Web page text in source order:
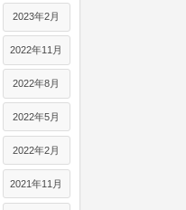
2023年2月
2022年11月
2022年8月
2022年5月
2022年2月
2021年11月